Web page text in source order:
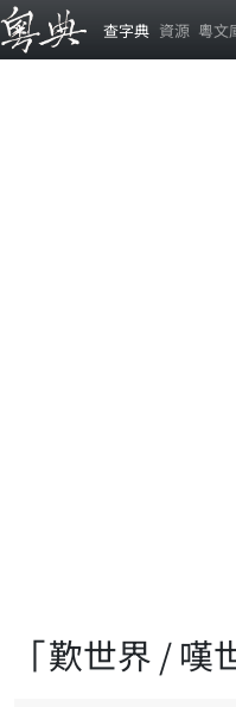
查字典 資源 粵文
「歎世界 / 嘆